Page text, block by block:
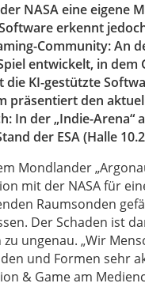
NASA eine
erkennt
Community: An
entwickelt, in
KI-gestützte
präsentiert den
In der „Indie-Arena“
der ESA (Halle
Mondlander
mit der NASA für
Raumsonden
Der Schaden ist
ungenau. „Wir
und Formen sehr
& Game am